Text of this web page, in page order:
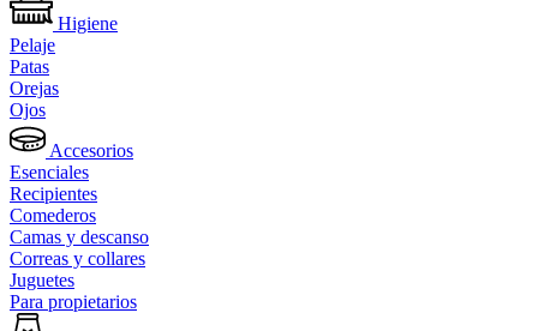
Higiene
Pelaje
Patas
Orejas
Ojos
Accesorios
Esenciales
Recipientes
Comederos
Camas y descanso
Correas y collares
Juguetes
Para propietarios